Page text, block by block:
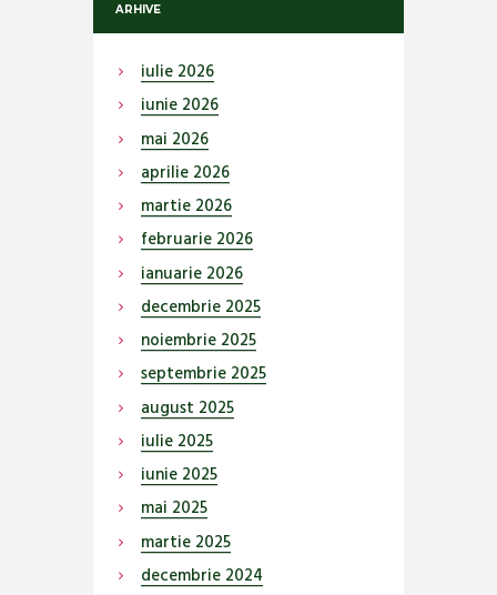
ARHIVE
iulie 2026
iunie 2026
mai 2026
aprilie 2026
martie 2026
februarie 2026
ianuarie 2026
decembrie 2025
noiembrie 2025
septembrie 2025
august 2025
iulie 2025
iunie 2025
mai 2025
martie 2025
decembrie 2024